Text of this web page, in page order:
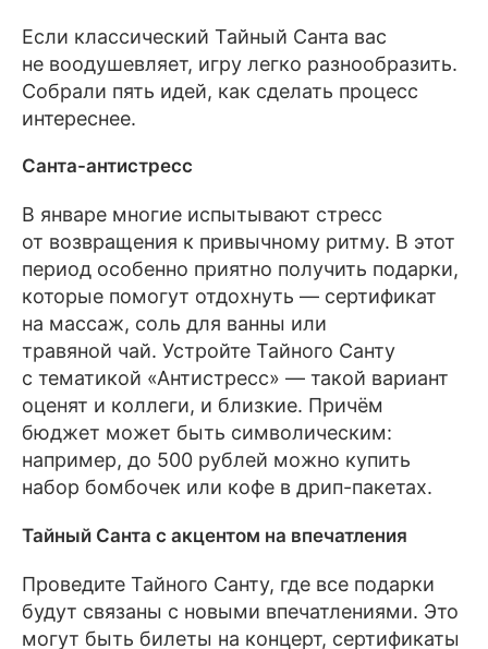
Если классический Тайный Санта вас
не воодушевляет, игру легко разнообразить.
Собрали пять идей, как сделать процесс
интереснее.
Санта-антистресс
В январе многие испытывают стресс
от возвращения к привычному ритму. В этот
период особенно приятно получить подарки,
которые помогут отдохнуть — сертификат
на массаж, соль для ванны или
травяной чай. Устройте Тайного Санту
с тематикой «Антистресс» — такой вариант
оценят и коллеги, и близкие. Причём
бюджет может быть символическим:
например, до 500 рублей можно купить
набор бомбочек или кофе в дрип-пакетах.
Тайный Санта с акцентом на впечатления
Проведите Тайного Санту, где все подарки
будут связаны с новыми впечатлениями. Это
могут быть билеты на концерт, сертификаты